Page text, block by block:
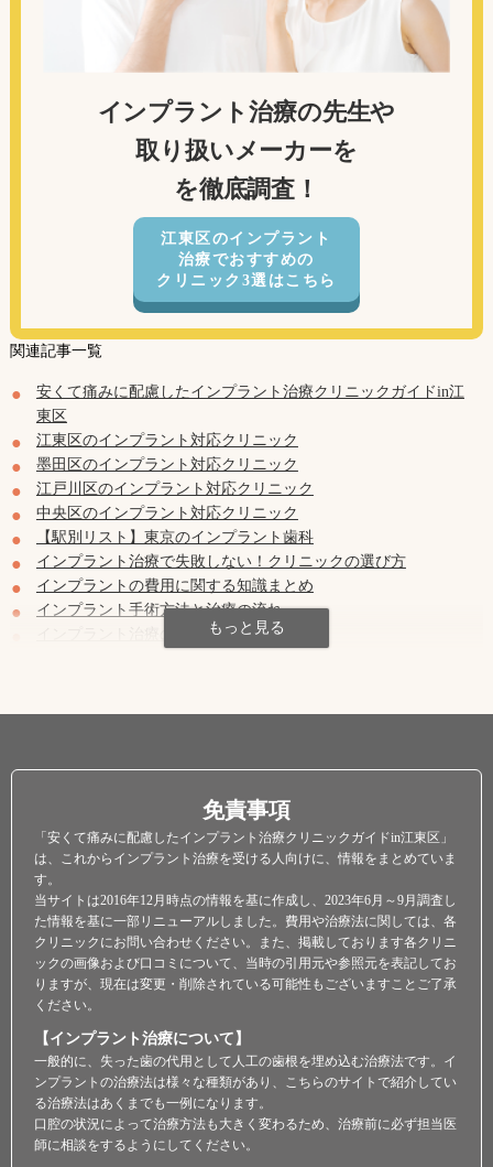
インプラント治療の先生や
取り扱いメーカーを
を徹底調査！
江東区のインプラント
治療でおすすめの
クリニック3選はこちら
関連記事一覧
安くて痛みに配慮したインプラント治療クリニックガイドin江
東区
江東区のインプラント対応クリニック
墨田区のインプラント対応クリニック
江戸川区のインプラント対応クリニック
中央区のインプラント対応クリニック
【駅別リスト】東京のインプラント歯科
インプラント治療で失敗しない！クリニックの選び方
インプラントの費用に関する知識まとめ
インプラント手術方法と治療の流れ
免責事項
「安くて痛みに配慮したインプラント治療クリニックガイドin江東区」
は、これからインプラント治療を受ける人向けに、情報をまとめていま
す。
当サイトは2016年12月時点の情報を基に作成し、2023年6月～9月調査し
た情報を基に一部リニューアルしました。費用や治療法に関しては、各
クリニックにお問い合わせください。また、掲載しております各クリニ
ックの画像および口コミについて、当時の引用元や参照元を表記してお
りますが、現在は変更・削除されている可能性もございますことご了承
ください。
【インプラント治療について】
一般的に、失った歯の代用として人工の歯根を埋め込む治療法です。イ
ンプラントの治療法は様々な種類があり、こちらのサイトで紹介してい
る治療法はあくまでも一例になります。
口腔の状況によって治療方法も大きく変わるため、治療前に必ず担当医
師に相談をするようにしてください。